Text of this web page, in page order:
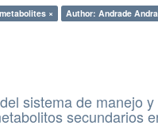
× Author: Andrade
sistema de manejo
secundarios